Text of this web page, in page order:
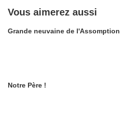
Vous aimerez aussi
Grande neuvaine de l'Assomption
Notre Père !